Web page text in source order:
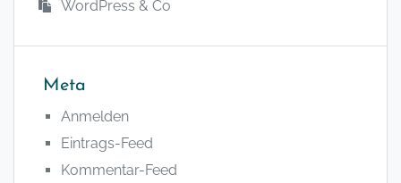
WordPress & Co
Meta
Anmelden
Eintrags-Feed
Kommentar-Feed